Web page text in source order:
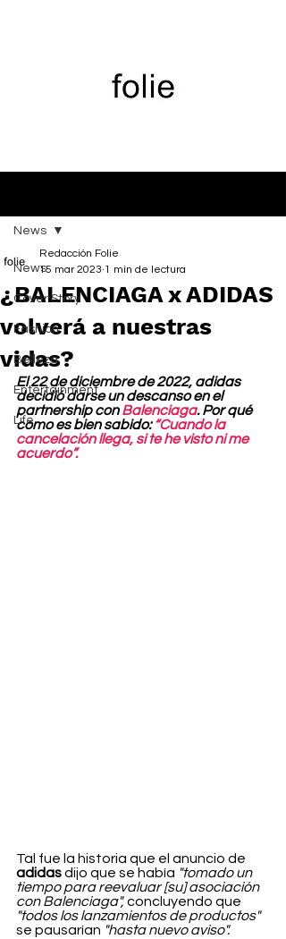
News
Cover Story
Fashion
Belleza
Entertainment
Life
News
¿BALENCIAGA x ADIDAS
volverá a nuestras
vidas?
Redacción Folie
15 mar 2023 1 min de lectura
El 22 de diciembre de 2022, adidas
decidió darse un descanso en el
partnership con Balenciaga. Por qué
como es bien sabido: “Cuando la
cancelación llega, si te he visto ni me
acuerdo”.
Tal fue la historia que el anuncio de
adidas dijo que se había "tomado un
tiempo para reevaluar [su] asociación
con Balenciaga", concluyendo que
"todos los lanzamientos de productos"
se pausarían "hasta nuevo aviso".